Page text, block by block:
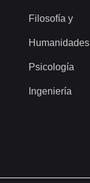
Filosofía y
Humanidades
Psicología
Ingeniería